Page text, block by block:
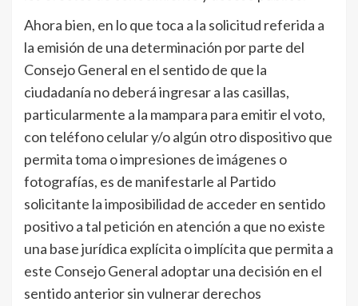
Ahora bien, en lo que toca a la solicitud referida a
la emisión de una determinación por parte del
Consejo General en el sentido de que la
ciudadanía no deberá ingresar a las casillas,
particularmente a la mampara para emitir el voto,
con teléfono celular y/o algún otro dispositivo que
permita toma o impresiones de imágenes o
fotografías, es de manifestarle al Partido
solicitante la imposibilidad de acceder en sentido
positivo a tal petición en atención a que no existe
una base jurídica explícita o implícita que permita a
este Consejo General adoptar una decisión en el
sentido anterior sin vulnerar derechos